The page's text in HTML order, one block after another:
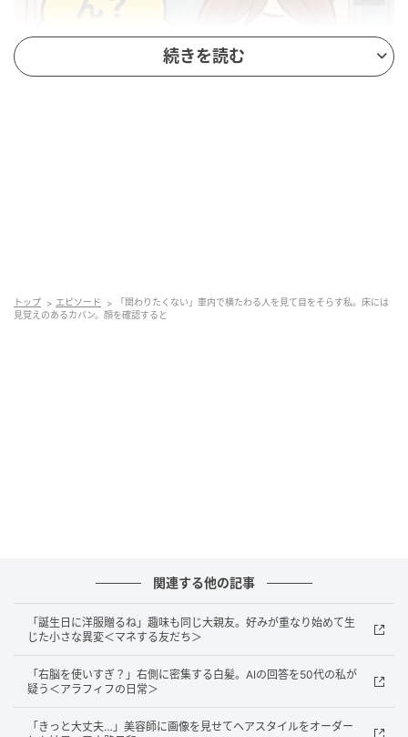
っていました。私は仕事柄、帰りが遅くなりがちで、
「まさか」と思ってよく見ると、それはなんと夫でし
た。その瞬間、驚きとともに、どこか冷めた気持ちに
なったのを覚えています。
もともと私はお酒が飲めないので、飲み会の楽しさは
正直わかりません。でも、電車の中で周囲の人に見ら
れるほど酔ってしまうのは、やっぱり自分をコントロ
続きを読む
トップ エピソード
「関わりたくない」車内で横たわる人を見て目をそらす私。床には
見覚えのあるカバン。顔を確認すると
関連する他の記事
「誕生日に洋服贈るね」趣味も同じ大親友。好みが重なり始めて生
じた小さな異変＜マネする友だち＞
「右脳を使いすぎ？」右側に密集する白髪。AIの回答を50代の私が
疑う＜アラフィフの日常＞
「きっと大丈夫…」美容師に画像を見せてヘアスタイルをオーダー